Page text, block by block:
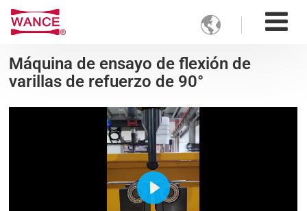

Máquina de ensayo de flexión de
varillas de refuerzo de 90°
Play